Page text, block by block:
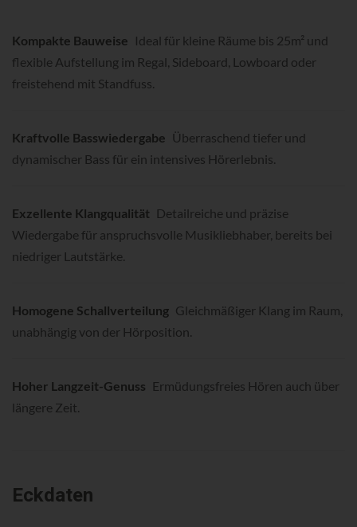
Kompakte Bauweise Ideal für kleine Räume bis 25m² und
flexible Aufstellung im Regal, Sideboard, Lowboard oder
freistehend mit Standfuss.
Kraftvolle Basswiedergabe Überraschend tiefer und
dynamischer Bass für ein intensives Hörerlebnis.
Exzellente Klangqualität Detailreiche und präzise
Wiedergabe für anspruchsvolle Musikliebhaber, bereits bei
niedriger Lautstärke.
Homogene Schallverteilung Gleichmäßiger Klang im Raum,
unabhängig von der Hörposition.
Hoher Langzeit-Genuss Ermüdungsfreies Hören auch über
längere Zeit.
Eckdaten